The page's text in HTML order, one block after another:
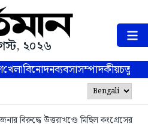
২০২৬
খেলাবিনোদনব্যবসাসম্পাদকীয়
বিরুদ্ধে উত্তরাখণ্ডে মিছিল কংগ্রেসের